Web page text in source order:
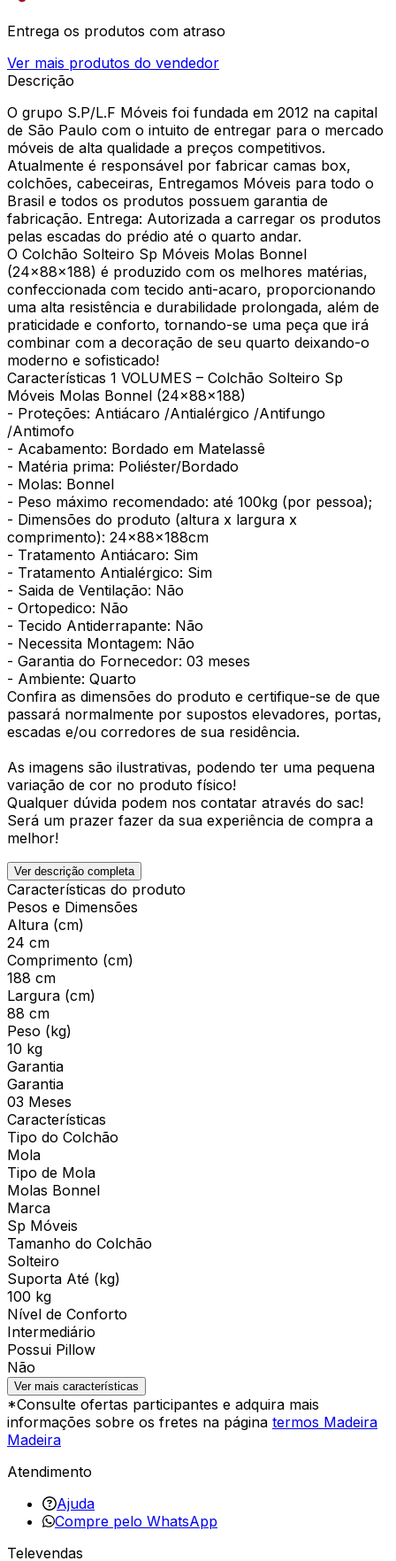
Entrega os produtos com atraso
Ver mais produtos do vendedor
Descrição
O grupo S.P/L.F Móveis foi fundada em 2012 na capital
de São Paulo com o intuito de entregar para o mercado
móveis de alta qualidade a preços competitivos.
Atualmente é responsável por fabricar camas box,
colchões, cabeceiras, Entregamos Móveis para todo o
Brasil e todos os produtos possuem garantia de
fabricação. Entrega: Autorizada a carregar os produtos
pelas escadas do prédio até o quarto andar.
O Colchão Solteiro Sp Móveis Molas Bonnel
(24x88x188) é produzido com os melhores matérias,
confeccionada com tecido anti-acaro, proporcionando
uma alta resistência e durabilidade prolongada, além de
praticidade e conforto, tornando-se uma peça que irá
combinar com a decoração de seu quarto deixando-o
moderno e sofisticado!
Características 1 VOLUMES – Colchão Solteiro Sp
Móveis Molas Bonnel (24x88x188)
- Proteções: Antiácaro /Antialérgico /Antifungo
/Antimofo
- Acabamento: Bordado em Matelassê
- Matéria prima: Poliéster/Bordado
- Molas: Bonnel
- Peso máximo recomendado: até 100kg (por pessoa);
- Dimensões do produto (altura x largura x
comprimento): 24x88x188cm
- Tratamento Antiácaro: Sim
- Tratamento Antialérgico: Sim
- Saida de Ventilação: Não
- Ortopedico: Não
- Tecido Antiderrapante: Não
- Necessita Montagem: Não
- Garantia do Fornecedor: 03 meses
- Ambiente: Quarto
Confira as dimensões do produto e certifique-se de que
passará normalmente por supostos elevadores, portas,
escadas e/ou corredores de sua residência.
As imagens são ilustrativas, podendo ter uma pequena
variação de cor no produto físico!
Qualquer dúvida podem nos contatar através do sac!
Será um prazer fazer da sua experiência de compra a
melhor!
Ver descrição completa
Características do produto
Pesos e Dimensões
Altura (cm)
24 cm
Comprimento (cm)
188 cm
Largura (cm)
88 cm
Peso (kg)
10 kg
Garantia
Garantia
03 Meses
Características
Tipo do Colchão
Mola
Tipo de Mola
Molas Bonnel
Marca
Sp Móveis
Tamanho do Colchão
Solteiro
Suporta Até (kg)
100 kg
Nível de Conforto
Intermediário
Possui Pillow
Não
Ver mais características
*Consulte ofertas participantes e adquira mais
informações sobre os fretes na página termos Madeira
Madeira
Atendimento
Ajuda
Compre pelo WhatsApp
Televendas